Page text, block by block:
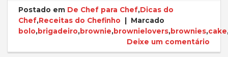
Postado em De Chef para Chef,Dicas do
Chef,Receitas do Chefinho
Marcado
bolo,brigadeiro,brownie,brownielovers,brownies,cake
Deixe um comentário